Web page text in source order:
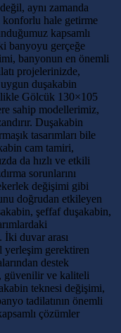
aynı zamanda
konforlu hale getirme
kapsamlı
banyoyu gerçeğe
banyonun en önemli
projelerinizde,
duşakabin
Gölcük 130×105
sahip modellerimiz,
Duşakabin
tasarımları bile
cam tamiri,
da hızlı ve etkili
sorunlarını
değişimi gibi
doğrudan etkileyen
şeffaf duşakabin,
duvar arası
yerleşim gerektiren
destek
güvenilir ve kaliteli
teknesi değişimi,
tadilatının önemli
çözümler